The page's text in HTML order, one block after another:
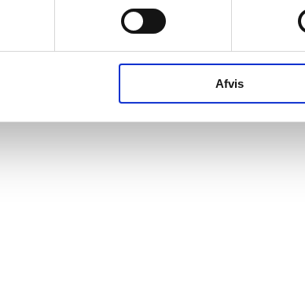
Afvis
2016 2017 2018 2019 2020 2021 2022